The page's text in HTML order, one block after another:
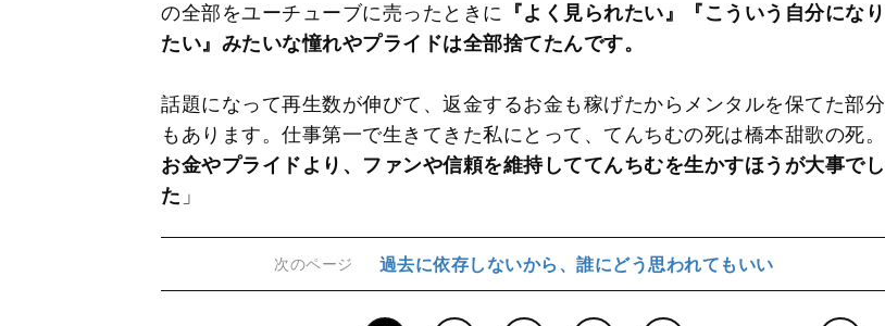
の全部をユーチューブに売ったときに 『よく見られたい』『こういう自分になり
たい』みたいな憧れやプライドは全部捨てたんです。
話題になって再生数が伸びて、返金するお金も稼げたからメンタルを保てた部分
もあります。仕事第一で生きてきた私にとって、てんちむの死は橋本甜歌の死。
お金やプライドより、ファンや信頼を維持しててんちむを生かすほうが大事でし
た 」
次のページ 過去に依存しないから、誰にどう思われてもいい